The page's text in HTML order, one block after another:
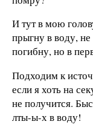
И тут в мою
прыгну в воду,
погибну, но в
Подходим к
если я хоть на
не получится.
лты-ы-х в воду!